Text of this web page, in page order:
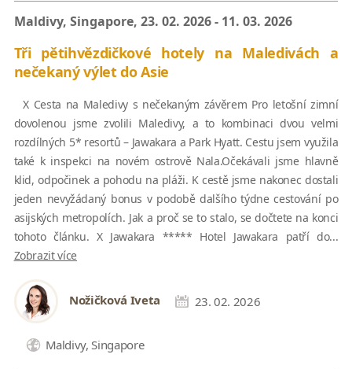
Maldivy, Singapore, 23. 02. 2026 - 11. 03. 2026
Tři pětihvězdičkové hotely na Maledivách a
nečekaný výlet do Asie
X Cesta na Maledivy s nečekaným závěrem Pro letošní zimní
dovolenou jsme zvolili Maledivy, a to kombinaci dvou velmi
rozdílných 5* resortů – Jawakara a Park Hyatt. Cestu jsem využila
také k inspekci na novém ostrově Nala.Očekávali jsme hlavně
klid, odpočinek a pohodu na pláži. K cestě jsme nakonec dostali
jeden nevyžádaný bonus v podobě dalšího týdne cestování po
asijských metropolích. Jak a proč se to stalo, se dočtete na konci
tohoto článku. X Jawakara ***** Hotel Jawakara patří do...
Zobrazit více
Nožičková Iveta 23. 02. 2026
Maldivy, Singapore